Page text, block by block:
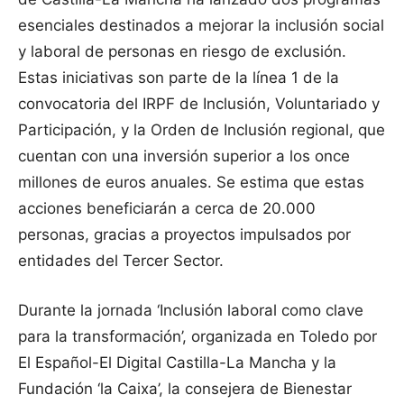
esenciales destinados a mejorar la inclusión social
y laboral de personas en riesgo de exclusión.
Estas iniciativas son parte de la línea 1 de la
convocatoria del IRPF de Inclusión, Voluntariado y
Participación, y la Orden de Inclusión regional, que
cuentan con una inversión superior a los once
millones de euros anuales. Se estima que estas
acciones beneficiarán a cerca de 20.000
personas, gracias a proyectos impulsados por
entidades del Tercer Sector.
Durante la jornada ‘Inclusión laboral como clave
para la transformación’, organizada en Toledo por
El Español-El Digital Castilla-La Mancha y la
Fundación ‘la Caixa’, la consejera de Bienestar